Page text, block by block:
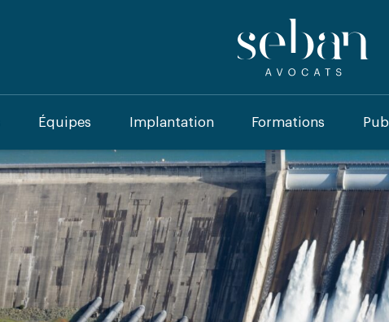
Équipes Implantation Formations